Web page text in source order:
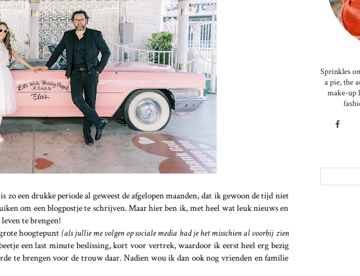
een drukke periode al geweest de afgelopen maanden, dat ik gewoon de tijd niet
om een blogpostje te schrijven. Maar hier ben ik, met heel wat leuk nieuws en
te brengen!
hoogtepunt (als jullie me volgen op sociale media had je het misschien al voorbij zien
een last minute beslissing, kort voor vertrek, waardoor ik eerst heel erg bezig
te brengen voor de trouw daar. Nadien wou ik dan ook nog vrienden en familie
Sprinkles
a pie, the
make-up